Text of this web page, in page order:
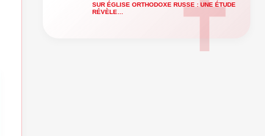
SUR ÉGLISE ORTHODOXE RUSSE : UNE ÉTUDE
RÉVÈLE…